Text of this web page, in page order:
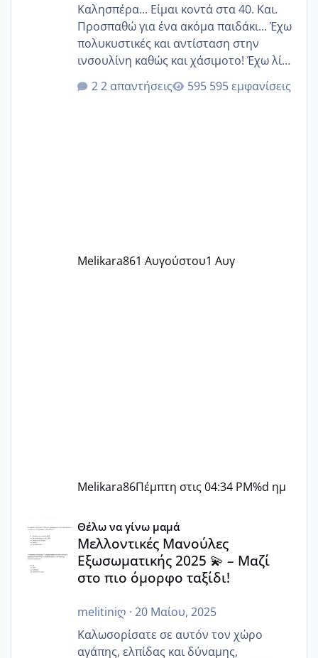
Καλησπέρα... Είμαι κοντά στα 40. Και.
Προσπαθώ για ένα ακόμα παιδάκι... Έχω
πολυκυστικές και αντίσταση στην
ινσουλίνη καθώς και χάσιμοτο! Έχω λίγα
κιλά παραπάνω και όσο κ αν προσπαθώ
δεν χάνω εύκολα! Προσπαθώ για ακόμη
2 απαντήσεις 595 εμφανίσεις
Melikara861 Αυγούστου1 Αυγ
Melikara86Πέμπτη στις 04:34 PM%d ημ
Μελλοντικές Μανούλες Εξωσωματικής 2025 💫 – Μαζί
Θέλω να γίνω μαμά
Μελλοντικές Μανούλες
Εξωσωματικής 2025 💫 – Μαζί
στο πιο όμορφο ταξίδι!
melitiniღ · 20 Μαίου, 2025
Καλωσορίσατε σε αυτόν τον χώρο
αγάπης, ελπίδας και δύναμης,